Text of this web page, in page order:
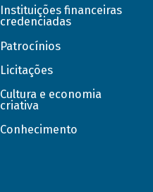
Instituições financeiras
credenciadas
Patrocínios
Licitações
Cultura e economia
criativa
Conhecimento